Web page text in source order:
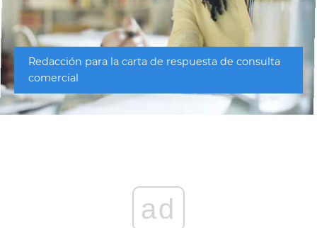
Redacción para la carta de respuesta de consulta
comercial
ad